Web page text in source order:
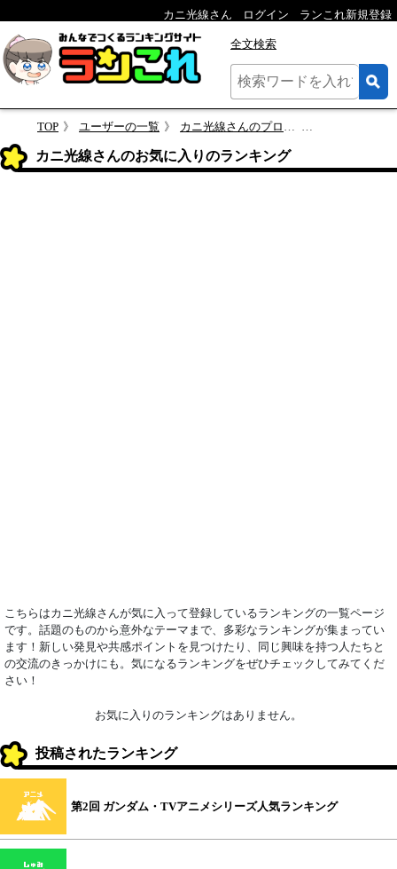
カニ光線さん ログイン ランこれ新規登録
全文検索
TOP ユーザーの一覧 カニ光線さんのプロフィール
カニ光線さんのお気に入りのランキング
こちらはカニ光線さんが気に入って登録しているランキングの一覧ページ
です。話題のものから意外なテーマまで、多彩なランキングが集まってい
ます！新しい発見や共感ポイントを見つけたり、同じ興味を持つ人たちと
の交流のきっかけにも。気になるランキングをぜひチェックしてみてくだ
さい！
お気に入りのランキングはありません。
投稿されたランキング
第2回 ガンダム・TVアニメシリーズ人気ランキング